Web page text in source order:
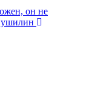
он не